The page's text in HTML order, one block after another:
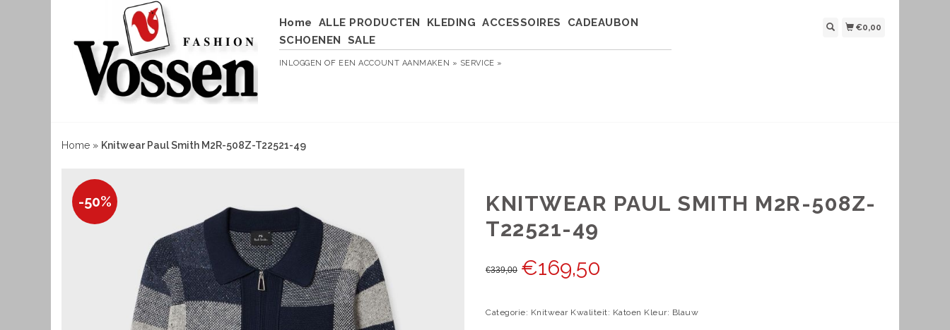
Home ALLE PRODUCTEN KLEDING ACCESSOIRES
CADEAUBON
SCHOENEN
SALE
INLOGGEN OF EEN ACCOUNT AANMAKEN » SERVICE »
€0,00
Home » Knitwear Paul Smith M2R-508Z-T22521-49
-50%
KNITWEAR PAUL SMITH M2R-508Z-
T22521-49
€339,00 €169,50
Categorie: Knitwear Kwaliteit: Katoen Kleur: Blauw